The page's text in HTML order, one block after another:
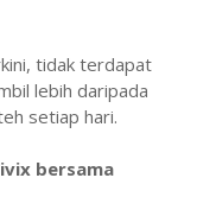
tidak terdapat
lebih daripada
setiap hari.
bersama